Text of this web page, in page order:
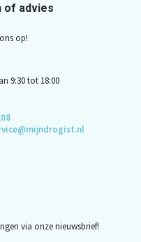
of advies
op!
9:30 tot 18:00
via onze nieuwsbrief!